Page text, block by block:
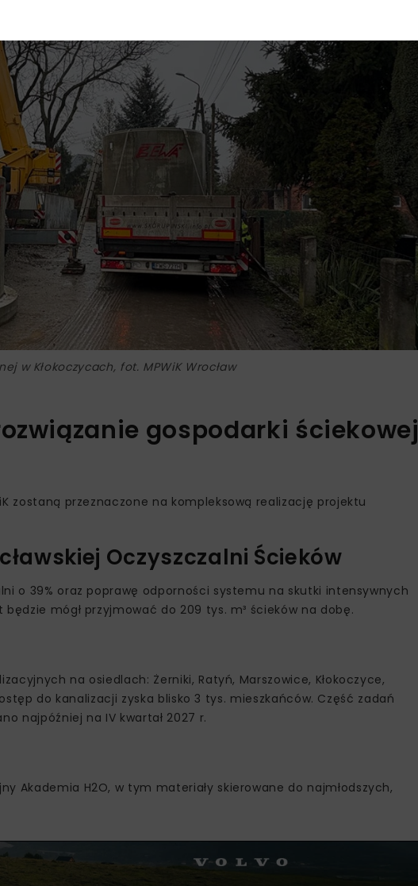
w Kłokoczycach, fot. MPWiK Wrocław
gospodarki ściekowej
zostaną przeznaczone na kompleksową realizację projektu
Oczyszczalni Ścieków
o 39% oraz poprawę odporności systemu na skutki intensywnych
mógł przyjmować do 209 tys. m³ ścieków na dobę.
na osiedlach: Żerniki, Ratyń, Marszowice, Kłokoczyce,
do kanalizacji zyska blisko 3 tys. mieszkańców. Część zadań
najpóźniej na IV kwartał 2027 r.
Akademia H2O, w tym materiały skierowane do najmłodszych,